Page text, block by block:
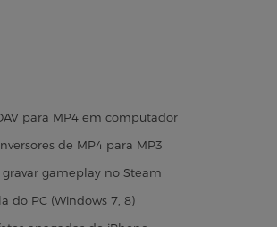
para MP4 em computador
de MP4 para MP3
gameplay no Steam
do PC (Windows 7, 8)